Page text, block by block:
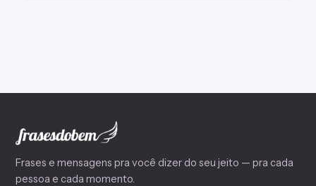
Frases e mensagens pra você dizer do seu jeito — pra cada
pessoa e cada momento.